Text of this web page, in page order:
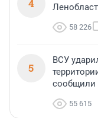
4
58 226
5
ВСУ
сообщили
55 615